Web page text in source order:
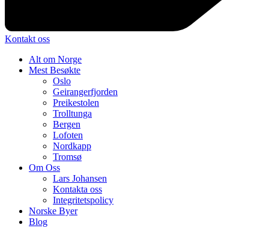
Kontakt oss
Alt om Norge
Mest Besøkte
Oslo
Geirangerfjorden
Preikestolen
Trolltunga
Bergen
Lofoten
Nordkapp
Tromsø
Om Oss
Lars Johansen
Kontakta oss
Integritetspolicy
Norske Byer
Blog